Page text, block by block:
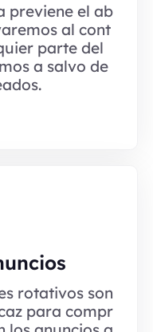
previene el ab
al cont
parte del
a salvo de
rotativos son
para compr